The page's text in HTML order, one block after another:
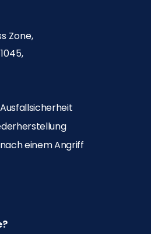
Zone,
einem Angriff